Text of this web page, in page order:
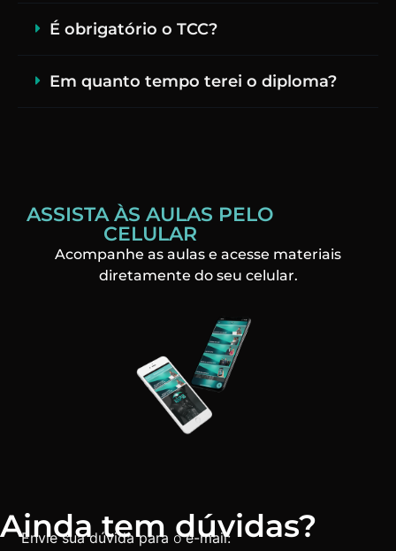
É obrigatório o TCC?
Em quanto tempo terei o diploma?
ASSISTA ÀS AULAS PELO
CELULAR
Acompanhe as aulas e acesse materiais
diretamente do seu celular.
Ainda tem dúvidas?
Envie sua dúvida para oe-mail: